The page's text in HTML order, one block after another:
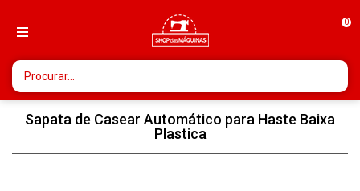
0
Sapata de Casear Automático para Haste Baixa
Plastica